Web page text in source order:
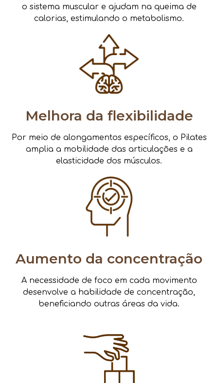
o sistema muscular e ajudam na queima de
calorias, estimulando o metabolismo.
Melhora da flexibilidade
Por meio de alongamentos específicos, o Pilates
amplia a mobilidade das articulações e a
elasticidade dos músculos.
Aumento da concentração
A necessidade de foco em cada movimento
desenvolve a habilidade de concentração,
beneficiando outras áreas da vida.